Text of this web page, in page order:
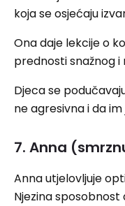
koja se osjećaju
Ona daje lekcije o
prednosti snažnog i
Djeca se
ne agresivna i da im
7. Anna
Anna utjelovljuje
Njezina sposobnost